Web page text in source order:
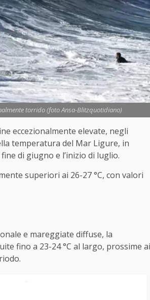
torrido (foto Ansa-Blitzquotidiano)
eccezionalmente elevate, negli
temperatura del Mar Ligure, in
di giugno e l’inizio di luglio.
superiori ai 26-27 °C, con valori
e mareggiate diffuse, la
fino a 23-24 °C al largo, prossime ai